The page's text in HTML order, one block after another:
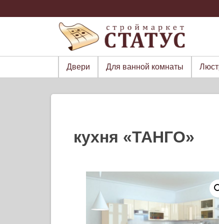
to
Двери Для ванной комнаты
кухня «ТАНГО»